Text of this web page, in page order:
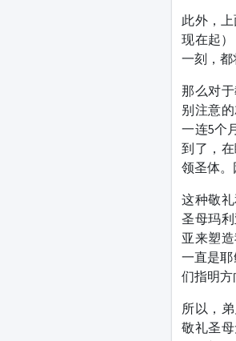
此外，
现在起
一刻，都
那么对
别注意
一连5个
到了，
领圣体。
这种敬
圣母玛
亚来塑
一直是
们指明
所以，
敬礼圣